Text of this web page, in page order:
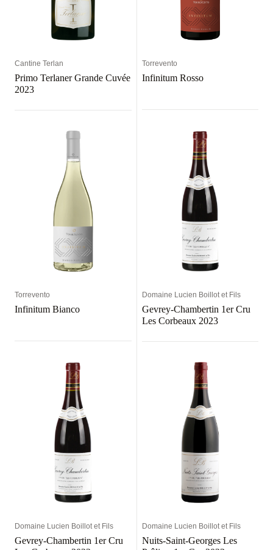
Cantine Terlan
Primo Terlaner Grande Cuvée
2023
Torrevento
Infinitum Rosso
Torrevento
Infinitum Bianco
Domaine Lucien Boillot et Fils
Gevrey-Chambertin 1er Cru
Les Corbeaux 2023
Domaine Lucien Boillot et Fils
Gevrey-Chambertin 1er Cru
Domaine Lucien Boillot et Fils
Nuits-Saint-Georges Les